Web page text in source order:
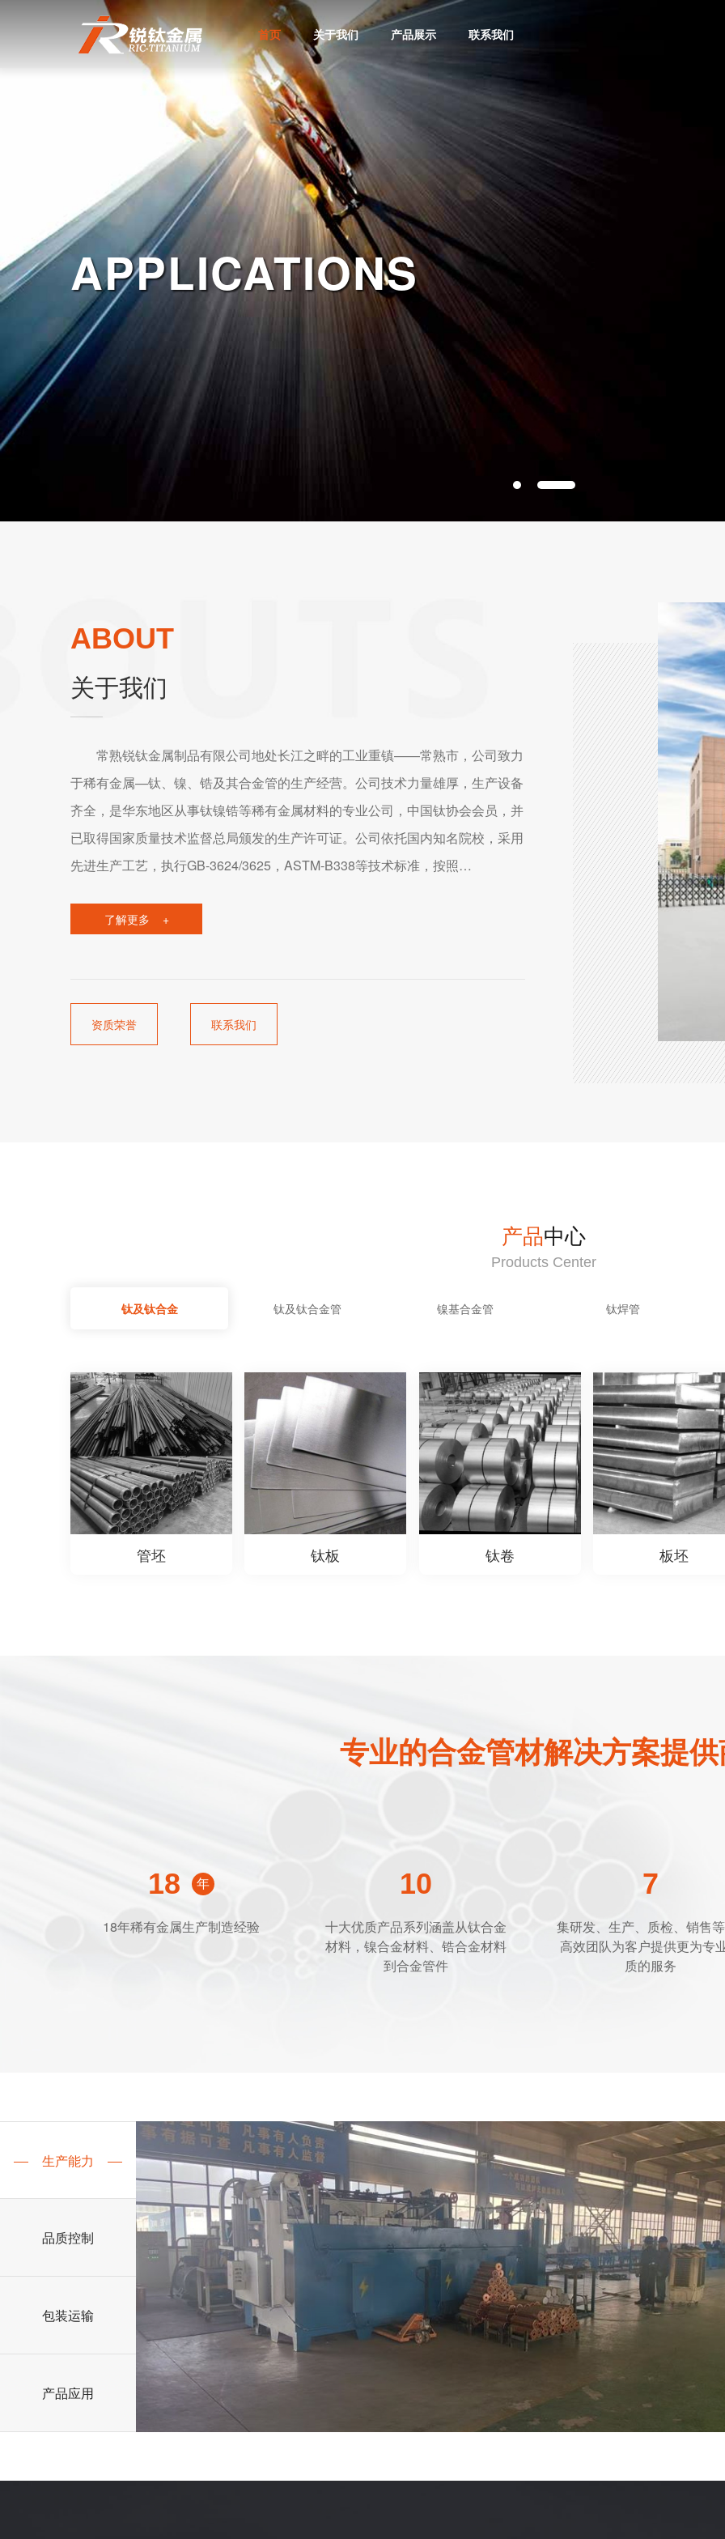
首页 关于我们 产品展示 联系我们
APPLICATIONS
ABOUT
关于我们
常熟锐钛金属制品有限公司地处长江之畔的工业重镇——常熟市，公司致力
于稀有金属—钛、镍、锆及其合金管的生产经营。公司技术力量雄厚，生产设备
齐全，是华东地区从事钛镍锆等稀有金属材料的专业公司，中国钛协会会员，并
已取得国家质量技术监督总局颁发的生产许可证。公司依托国内知名院校，采用
先进生产工艺，执行GB-3624/3625，ASTM-B338等技术标准，按照
1000余吨，产品广泛应用于航空航天、石油化工、纯碱、真空制盐、海水淡
合作。了解更多 +
资质荣誉 联系我们
产品中心
Products Center
钛及钛合金 钛及钛合金管 镍基合金管 钛焊管
管坯 钛板 钛卷 板坯
专业的合金管材解决方案提
18 年
18年稀有金属生产制造经验
10
十大优质产品系列涵盖从钛合金
材料，镍合金材料、锆合金材料
到合金管件
7
集研发、生产、质检、销售
高效团队为客户提供更为专
质的服务
生产能力
品质控制
包装运输
产品应用